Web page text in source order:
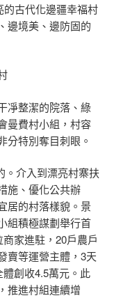
的古代化邊疆幸福村
邊境美、邊防固的
凈整潔的院落、綠
費村小組，村容
分特別奪目刺眼。
。介入到漂亮村寨扶
施、優化公共辦
居的村落樣貌。景
組積極謀劃舉行首
家進駐，20戶農戶
賣等運營主體，3天
創收4.5萬元。此
推進村組連續增